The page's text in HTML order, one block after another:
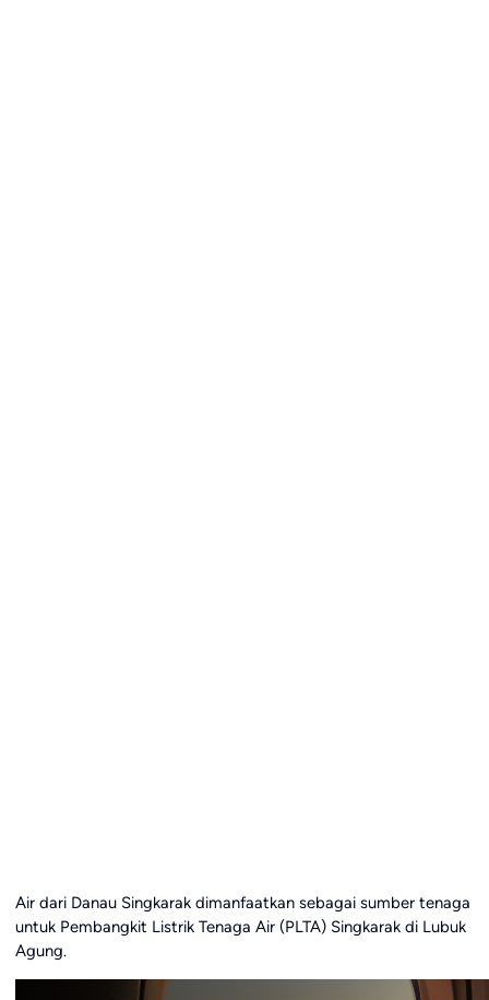
Air dari Danau Singkarak dimanfaatkan sebagai sumber tenaga
untuk Pembangkit Listrik Tenaga Air (PLTA) Singkarak di Lubuk
Agung.